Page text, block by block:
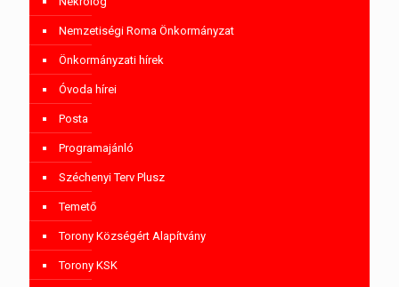
Nemzetiségi Roma Önkormányzat
Önkormányzati hírek
Óvoda hírei
Posta
Programajánló
Széchenyi Terv Plusz
Temető
Torony Községért Alapítvány
Torony KSK